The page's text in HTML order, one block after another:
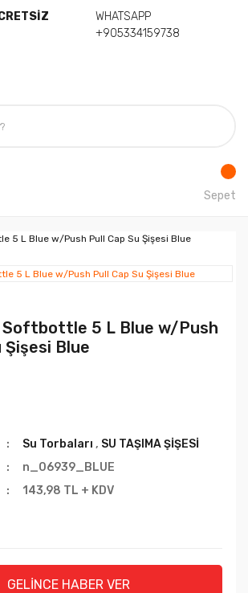
WHATSAPP
+905334159738
Sepet
Softbottle 5 L Blue w/Push
Şişesi Blue
Su Torbaları , SU TAŞIMA ŞİŞESİ
n_06939_BLUE
143,98 TL + KDV
GELİNCE HABER VER